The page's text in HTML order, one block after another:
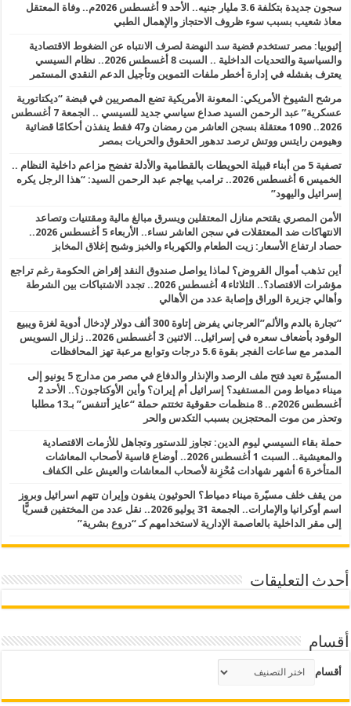
سجون جديدة بتكلفة 3.6 مليار جنيه.. الأحد 9 أغسطس 2026م.. وفاة المعتقل
معاذ شعيب بسبب سوء ظروف الاحتجاز والإهمال الطبي
إثيوبيا: مصر تستخدم قضية سد النهضة لصرف الانتباه عن الضغوط الاقتصادية
والسياسية والتحديات الداخلية .. السبت 8 أغسطس 2026.. نظام السيسي
يعترف بفشله في إدارة أخطر ملفات التموين وتأجيل الدعم النقدي المستمر
مرشح الشيوخ الأمريكي: المعونة الأمريكية تضع المصريين في قبضة “ديكتاتورية
عسكرية” عبد الرحمن السيد صداع سياسي جديد للسيسي .. الجمعة 7 أغسطس
2026.. 1090 معتقلة بسجن العاشر من رمضان و47 فقط ينفذن أحكامًا قضائية
وهيومن رايتس ووتش ترصد تدهور الحقوق والحريات بمصر
تصفية 5 من أبناء قبيلة الحويطات بالقطامية والأدلة تفضح مزاعم داخلية النظام ..
الخميس 6 أغسطس 2026.. ترامب يهاجم عبد الرحمن السيد: “هذا الرجل يكره
إسرائيل واليهود”
الأمن المصري يقتحم منازل المعتقلين ويسرق مبالغ مالية ومقتنيات وتصاعد
الانتهاكات ضد المعتقلات في سجن العاشر نساء.. الأربعاء 5 أغسطس 2026..
حصاد ارتفاع الأسعار: زيت الطعام والكهرباء والخبز وشبح إغلاق المخابز
أين تذهب أموال القروض؟ لماذا يواصل صندوق النقد إقراض الحكومة رغم تراجع
مؤشرات الاقتصاد؟.. الثلاثاء 4 أغسطس 2026.. تجدد الاشتباكات بين الشرطة
وأهالي جزيرة الوراق وإصابة عدد من الأهالي
“تجارة بالدم والألم”العرجاني يفرض إتاوة 300 ألف دولار لإدخال أدوية لغزة ويبيع
الوقود بأضعاف سعره في إسرائيل.. الاثنين 3 أغسطس 2026.. زلزال السويس
المدمر مع ساعات الفجر بقوة 5.6 درجات وتوابع مرعبة تهز المحافظات
المسيّرة تعيد فتح ملف الرصد والإنذار والدفاع في مصر من مدارج 5 يونيو إلى
ميناء دمياط ومن المستفيد؟ إسرائيل أم إيران؟ وأين الأوكتاجون؟.. الأحد 2
أغسطس 2026م.. 8 منظمات حقوقية تختتم حملة “عايز أتنفس” بـ13 مطلبا
وتحذر من موت المحتجزين بسبب التكدس والحر
حملة بقاء السيسي ليوم الدين: تجاوز للدستور وتجاهل للأزمات الاقتصادية
والمعيشية.. السبت 1 أغسطس 2026.. أوضاع قاسية لأصحاب المعاشات
المتأخرة 6 أشهر شهادات مُحْزِنة لأصحاب المعاشات والعيش على الكفاف
من يقف خلف مسيّرة ميناء دمياط؟ الحوثيون ينفون وإيران تتهم اسرائيل وبروز
اسم أوكرانيا والإمارات.. الجمعة 31 يوليو 2026.. نقل عدد من المختفين قسريًّا
إلى مقر الداخلية بالعاصمة الإدارية لاستخدامهم كـ “دروع بشرية”
أحدث التعليقات
أقسام
أقسام